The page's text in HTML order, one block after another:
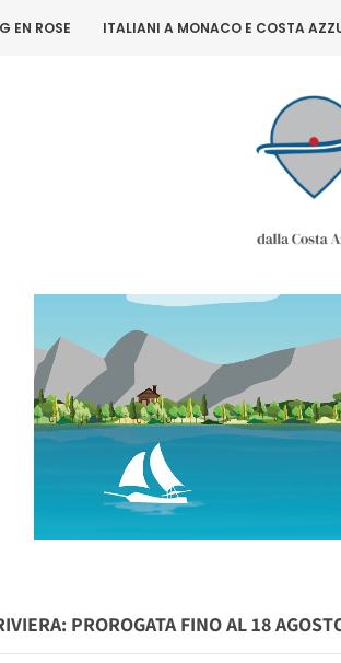
EN ROSE ITALIANI A MONACO E COSTA
PROROGATA FINO AL 18